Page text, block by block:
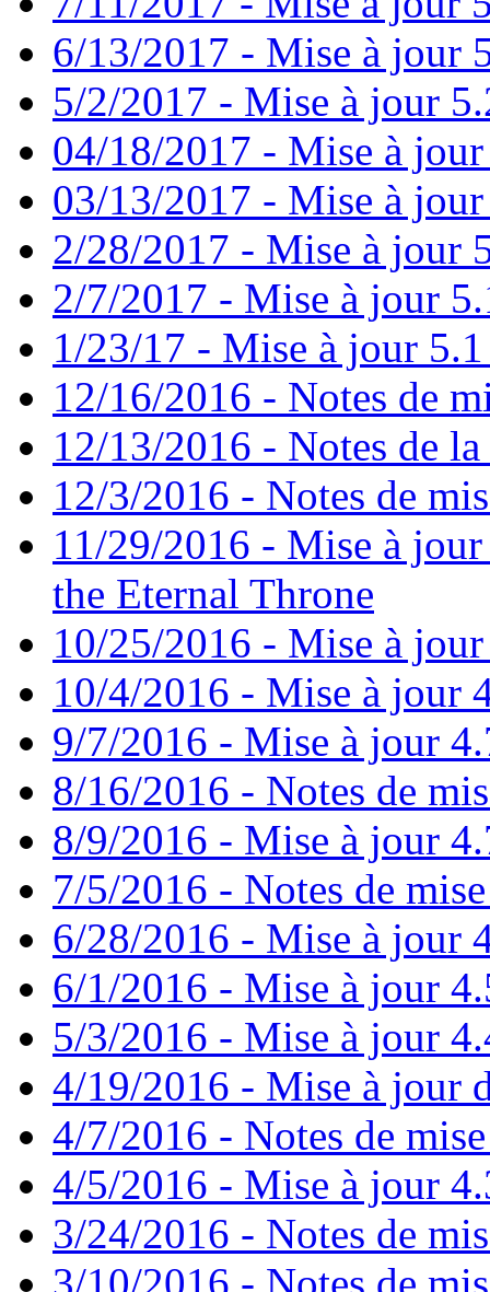
6/13/2017 - Mise à jour
5/2/2017 - Mise à jour
04/18/2017 - Mise à
03/13/2017 - Mise à
2/28/2017 - Mise à jour
2/7/2017 - Mise à jour
1/23/17 - Mise à jour
12/16/2016 - Notes de
12/13/2016 - Notes de
12/3/2016 - Notes de
11/29/2016 - Mise à
the Eternal Throne
10/25/2016 - Mise à
10/4/2016 - Mise à jour
9/7/2016 - Mise à jour
8/16/2016 - Notes de
8/9/2016 - Mise à jour
7/5/2016 - Notes de
6/28/2016 - Mise à jour
6/1/2016 - Mise à jour
5/3/2016 - Mise à jour
4/19/2016 - Mise à jour
4/7/2016 - Notes de
4/5/2016 - Mise à jour
3/24/2016 - Notes de
3/10/2016 - Notes de